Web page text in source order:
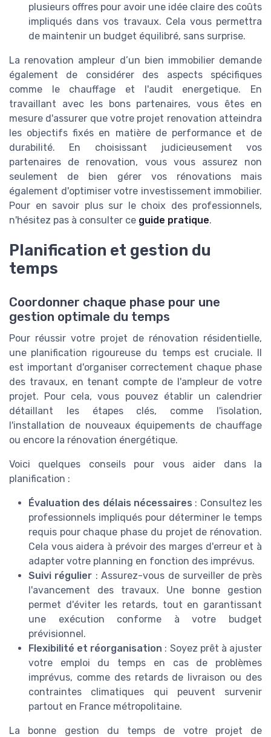
plusieurs offres pour avoir une idée claire des coûts
impliqués dans vos travaux. Cela vous permettra
de maintenir un budget équilibré, sans surprise.
La renovation ampleur d’un bien immobilier demande
également de considérer des aspects spécifiques
comme le chauffage et l'audit energetique. En
travaillant avec les bons partenaires, vous êtes en
mesure d'assurer que votre projet renovation atteindra
les objectifs fixés en matière de performance et de
durabilité. En choisissant judicieusement vos
partenaires de renovation, vous vous assurez non
seulement de bien gérer vos rénovations mais
également d'optimiser votre investissement immobilier.
Pour en savoir plus sur le choix des professionnels,
n'hésitez pas à consulter ce guide pratique.
Planification et gestion du
temps
Coordonner chaque phase pour une
gestion optimale du temps
Pour réussir votre projet de rénovation résidentielle,
une planification rigoureuse du temps est cruciale. Il
est important d'organiser correctement chaque phase
des travaux, en tenant compte de l'ampleur de votre
projet. Pour cela, vous pouvez établir un calendrier
détaillant les étapes clés, comme l'isolation,
l'installation de nouveaux équipements de chauffage
ou encore la rénovation énergétique.
Voici quelques conseils pour vous aider dans la
planification :
Évaluation des délais nécessaires : Consultez les
professionnels impliqués pour déterminer le temps
requis pour chaque phase du projet de rénovation.
Cela vous aidera à prévoir des marges d'erreur et à
adapter votre planning en fonction des imprévus.
Suivi régulier : Assurez-vous de surveiller de près
l'avancement des travaux. Une bonne gestion
permet d'éviter les retards, tout en garantissant
une exécution conforme à votre budget
prévisionnel.
Flexibilité et réorganisation : Soyez prêt à ajuster
votre emploi du temps en cas de problèmes
imprévus, comme des retards de livraison ou des
contraintes climatiques qui peuvent survenir
partout en France métropolitaine.
La bonne gestion du temps de votre projet de